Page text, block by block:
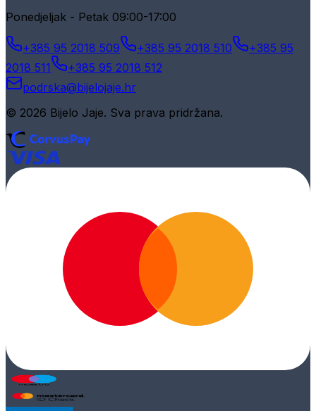
Ponedjeljak - Petak 09:00-17:00
+385 95 2018 509 +385 95 2018 510
+385 95
2018 511
+385 95 2018 512
podrska@bijelojaje.hr
© 2026 Bijelo Jaje. Sva prava pridržana.